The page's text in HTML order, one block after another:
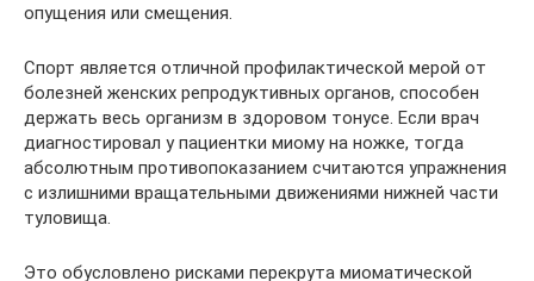
опущения или смещения.
Спорт является отличной профилактической мерой от
болезней женских репродуктивных органов, способен
держать весь организм в здоровом тонусе. Если врач
диагностировал у пациентки миому на ножке, тогда
абсолютным противопоказанием считаются упражнения
с излишними вращательными движениями нижней части
туловища.
Это обусловлено рисками перекрута миоматической